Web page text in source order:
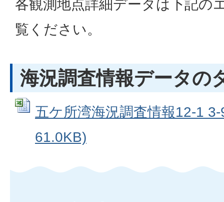
各観測地点詳細データは下記の
覧ください。
海況調査情報データの
五ケ所湾海況調査情報12-1
61.0KB)